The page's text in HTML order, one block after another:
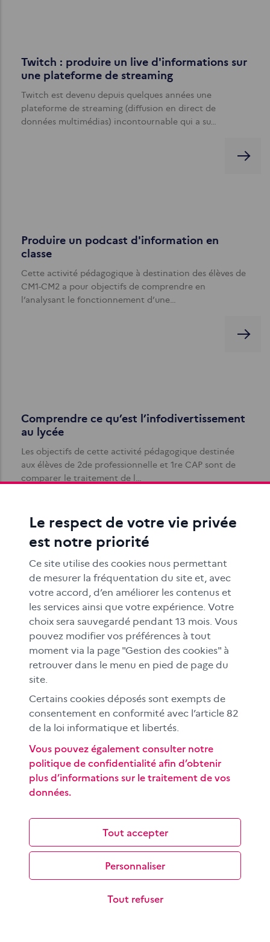
Twitch : produire un live d'informations sur
une plateforme de streaming
Twitch est devenu depuis quelques années une
plateforme de streaming (diffusion en direct de
données multimédias) incontournable qui a su…
Produire un podcast d'information en
classe
Cette activité pédagogique à destination des élèves de
CM1-CM2 a pour objectifs de comprendre en
l’analysant le fonctionnement d’une…
Comprendre ce qu’est l’infodivertissement
au lycée
Les objectifs de cette activité pédagogique destinée
aux élèves de 2de professionnelle et 1re CAP sont de
comparer le traitement de l…
Découvrir ce qu’est l’infodivertissement en
primaire
L'objectif de cette activité pédagogique à destination
des élèves de CM1-CM2 est d'identifier les différences
dans le traitement de l…
L’infodivertissement, un genre hybride qui
malmène l’info ?
mêlant les codes de l’info et ceux du divertissement –
est ancien à la télévision,…
Le respect de votre vie privée
est notre priorité
Ce site utilise des cookies nous permettant
de mesurer la fréquentation du site et, avec
votre accord, d’en améliorer les contenus et
les services ainsi que votre expérience. Votre
choix sera sauvegardé pendant 13 mois. Vous
pouvez modifier vos préférences à tout
moment via la page "Gestion des cookies" à
retrouver dans le menu en pied de page du
site.
Certains cookies déposés sont exempts de
consentement en conformité avec l’article 82
de la loi informatique et libertés.
Tout accepter
Tout refuser
Personnaliser
Vous pouvez également consulter notre
politique de confidentialité afin d’obtenir
plus d’informations sur le traitement de vos
données.